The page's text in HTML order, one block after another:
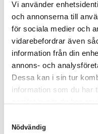
Vi använder
och annonserna till
för sociala medier och
vidarebefordrar även
information från din
annons- och
Dessa kan i sin tur
information som du har
samlat in när du har
Nödvändig
Runt bord
Hyrespris:190,00kr
Montagepris: 50,00
Lägg till